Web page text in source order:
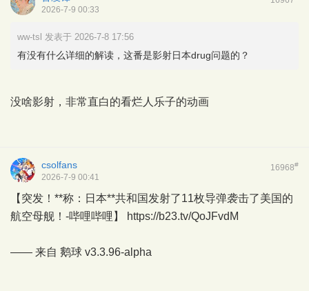
2026-7-9 00:33
ww-tsl 发表于 2026-7-8 17:56
有没有什么详细的解读，这番是影射日本drug问题的？
没啥影射，非常直白的看烂人乐子的动画
16968#
csolfans
2026-7-9 00:41
【突发！**称：日本**共和国发射了11枚导弹袭击了美国的
航空母舰！-哔哩哔哩】 https://b23.tv/QoJFvdM
—— 来自 鹅球 v3.3.96-alpha